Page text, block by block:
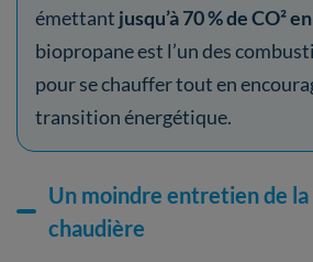
émettant jusqu’à 70 % de CO²
biopropane est l’un des
pour se chauffer tout en
transition énergétique.
Un moindre entretien de
chaudière